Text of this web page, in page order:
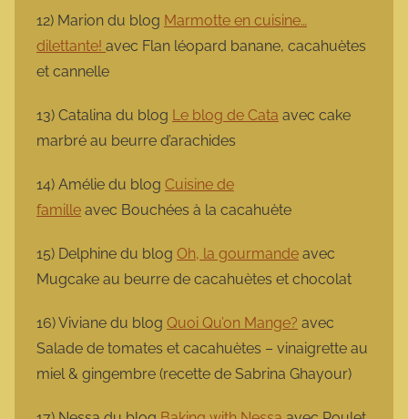
12) Marion du blog Marmotte en cuisine…
dilettante! avec Flan léopard banane, cacahuètes
et cannelle
13) Catalina du blog Le blog de Cata avec cake
marbré au beurre d’arachides
14) Amélie du blog Cuisine de
famille avec Bouchées à la cacahuète
15) Delphine du blog Oh, la gourmande avec
Mugcake au beurre de cacahuètes et chocolat
16) Viviane du blog Quoi Qu’on Mange? avec
Salade de tomates et cacahuètes – vinaigrette au
miel & gingembre (recette de Sabrina Ghayour)